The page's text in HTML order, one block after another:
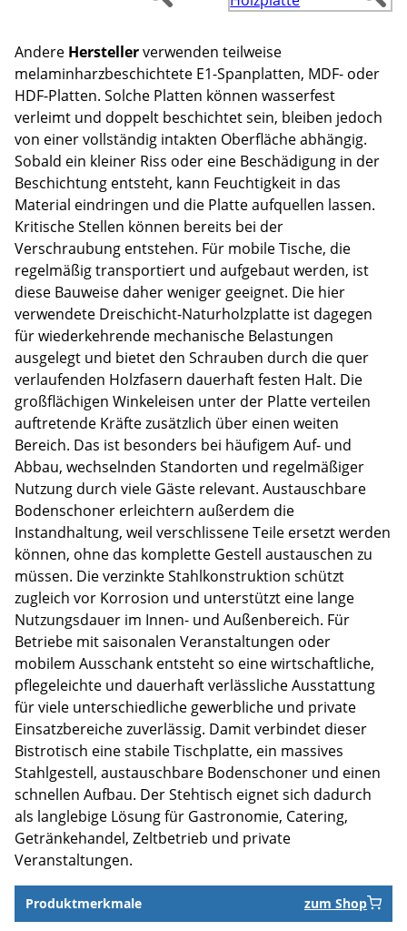
Andere Herstellerverwenden teilweise
melaminharzbeschichtete E1-Spanplatten, MDF- oder
HDF-Platten. Solche Platten können wasserfest
verleimt und doppelt beschichtet sein, bleiben jedoch
von einer vollständig intakten Oberfläche abhängig.
Sobald ein kleiner Riss oder eine Beschädigung in der
Beschichtung entsteht, kann Feuchtigkeit in das
Material eindringen und die Platte aufquellen lassen.
Kritische Stellen können bereits bei der
Verschraubung entstehen. Für mobile Tische, die
regelmäßig transportiert und aufgebaut werden, ist
diese Bauweise daher weniger geeignet. Die hier
verwendete Dreischicht-Naturholzplatte ist dagegen
für wiederkehrende mechanische Belastungen
ausgelegt und bietet den Schrauben durch die quer
verlaufenden Holzfasern dauerhaft festen Halt. Die
großflächigen Winkeleisen unter der Platte verteilen
auftretende Kräfte zusätzlich über einen weiten
Bereich. Das ist besonders bei häufigem Auf- und
Abbau, wechselnden Standorten und regelmäßiger
Nutzung durch viele Gäste relevant. Austauschbare
Bodenschoner erleichtern außerdem die
Instandhaltung, weil verschlissene Teile ersetzt werden
können, ohne das komplette Gestell austauschen zu
müssen. Die verzinkte Stahlkonstruktion schützt
zugleich vor Korrosion und unterstützt eine lange
Nutzungsdauer im Innen- und Außenbereich. Für
Betriebe mit saisonalen Veranstaltungen oder
mobilem Ausschank entsteht so eine wirtschaftliche,
pflegeleichte und dauerhaft verlässliche Ausstattung
für viele unterschiedliche gewerbliche und private
Einsatzbereiche zuverlässig. Damit verbindet dieser
Bistrotisch eine stabile Tischplatte, ein massives
Stahlgestell, austauschbare Bodenschoner und einen
schnellen Aufbau. Der Stehtisch eignet sich dadurch
als langlebige Lösung für Gastronomie, Catering,
Getränkehandel, Zeltbetrieb und private
Veranstaltungen.
Produktmerkmale zum Shop